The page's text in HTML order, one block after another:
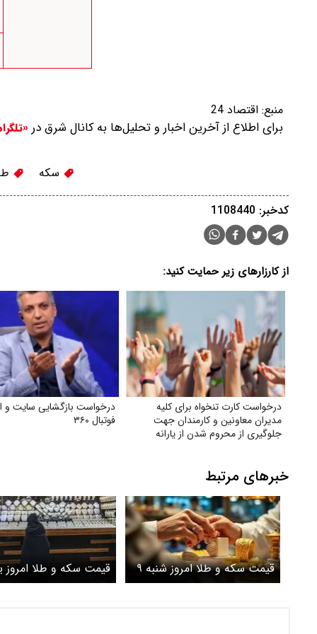
منبع: اقتصاد 24
برای اطلاع از آخرین اخبار و تحلیل‌ها به کانال شرق در
سکه
کدخبر: 1108440
از کارزارهای زیر حمایت کنید:
درخواست کارت تنخواه برای کلیه
مدیران معاونین و کارمندان جهت
جلوگیری از محروم شدن از یارانه
درخواست بازگشایی سایت و
فوتبال ۳۶۰
خبرهای مرتبط
قیمت سکه و طلا امروز شنبه ۹
خرداد ۱۴۰۵/ طلا 18 عیار امروز
قیمت سکه و طلا امروز
۳ خرداد ۱۴۰۵/ سکه